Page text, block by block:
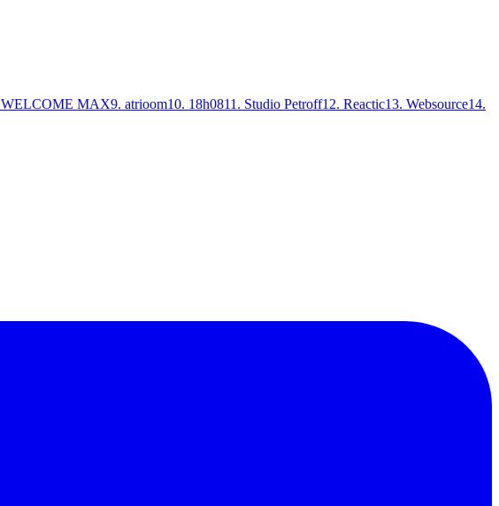
WELCOME MAX9. atrioom10. 18h0811 . Studio Petroff12. Reactic13. Websource14.